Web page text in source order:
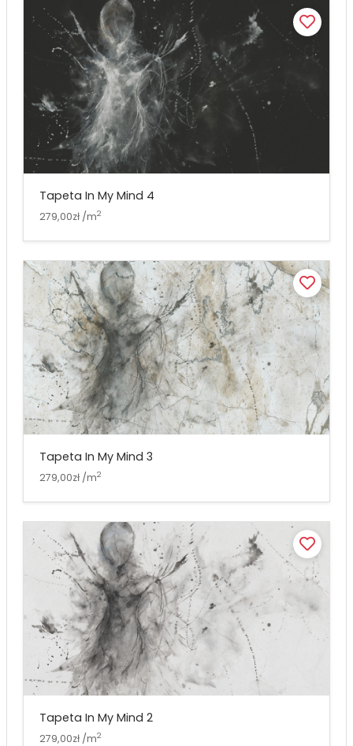
Tapeta In My Mind 4
279,00zł /m2
Tapeta In My Mind 3
279,00zł /m2
Tapeta In My Mind 2
279,00zł /m2